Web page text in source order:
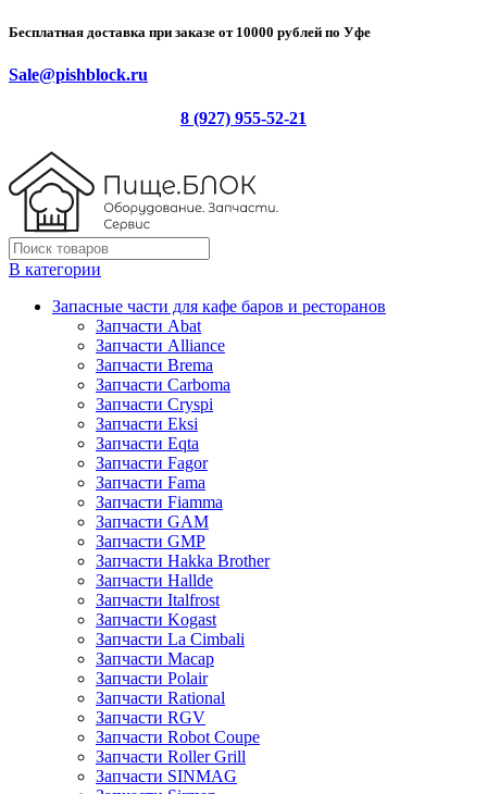
Бесплатная доставка при заказе от 10000 рублей по Уфе
Sale@pishblock.ru
8 (927) 955-52-21
В категории
Запасные части для кафе баров и ресторанов
Запчасти Abat
Запчасти Alliance
Запчасти Brema
Запчасти Carboma
Запчасти Cryspi
Запчасти Eksi
Запчасти Eqta
Запчасти Fagor
Запчасти Fama
Запчасти Fiamma
Запчасти GAM
Запчасти GMP
Запчасти Hakka Brother
Запчасти Hallde
Запчасти Italfrost
Запчасти Kogast
Запчасти La Cimbali
Запчасти Macap
Запчасти Polair
Запчасти Rational
Запчасти RGV
Запчасти Robot Coupe
Запчасти Roller Grill
Запчасти SINMAG